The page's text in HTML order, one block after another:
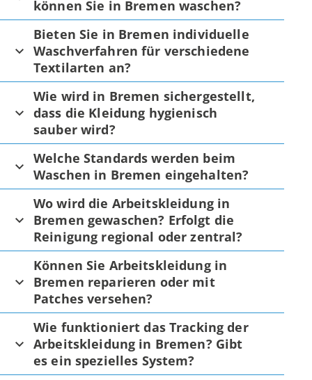
können Sie in Bremen waschen?
Bieten Sie in Bremen individuelle
Waschverfahren für verschiedene
Textilarten an?
Wie wird in Bremen sichergestellt,
dass die Kleidung hygienisch
sauber wird?
Welche Standards werden beim
Waschen in Bremen eingehalten?
Wo wird die Arbeitskleidung in
Bremen gewaschen? Erfolgt die
Reinigung regional oder zentral?
Können Sie Arbeitskleidung in
Bremen reparieren oder mit
Patches versehen?
Wie funktioniert das Tracking der
Arbeitskleidung in Bremen? Gibt
es ein spezielles System?